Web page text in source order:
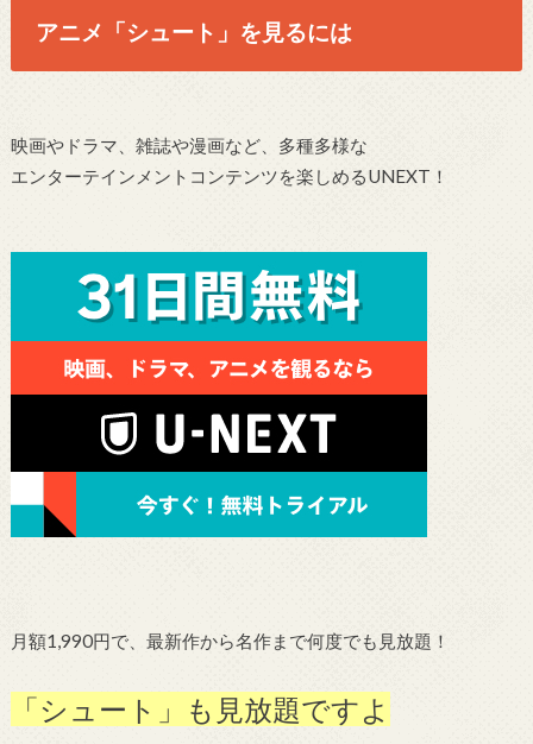
アニメ「シュート」を見るには
映画やドラマ、雑誌や漫画など、多種多様な
エンターテインメントコンテンツを楽しめるUNEXT！
月額1,990円で、最新作から名作まで何度でも見放題！
「シュート」も見放題ですよ